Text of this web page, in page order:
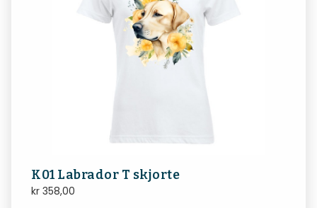
K01 Labrador T skjorte
kr 358,00